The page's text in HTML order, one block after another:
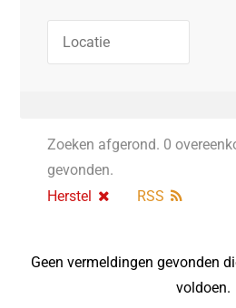
Zoeken afgerond. 0
gevonden.
Herstel
RSS
Geen vermeldingen gevonden
voldoen.